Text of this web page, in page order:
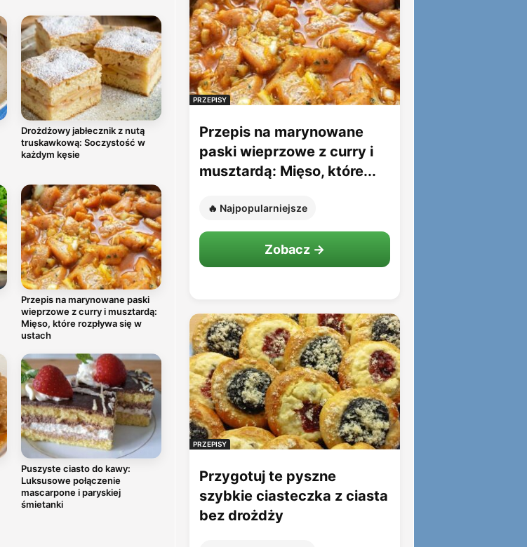
Drożdżowy jabłecznik z nutą
truskawkową: Soczystość w
każdym kęsie
Przepis na marynowane paski
wieprzowe z curry i musztardą:
Mięso, które rozpływa się w
ustach
Puszyste ciasto do kawy:
Luksusowe połączenie
mascarpone i paryskiej
śmietanki
PRZEPISY
Przepis na marynowane
paski wieprzowe z curry i
musztardą: Mięso, które...
🔥 Najpopularniejsze
Zobacz →
PRZEPISY
Przygotuj te pyszne
szybkie ciasteczka z ciasta
bez drożdży